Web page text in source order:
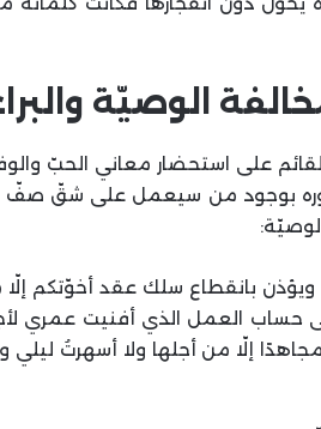
الوصيّة
على استحضار معاني الحبّ
بوجود من سيعمل على شقّ صفّ
بانقطاع سلك عقد أخوّتكم
حساب العمل الذي أفنيت عمري
إلّا من أجلها ولا أسهرتُ